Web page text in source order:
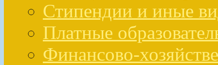
Стипендии и иные
Платные
Финансово-